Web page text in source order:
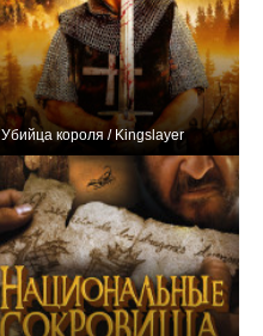
Убийца короля / Kingslayer